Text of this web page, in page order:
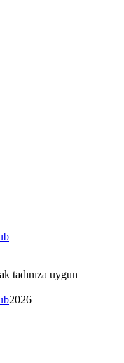
tadınıza uygun
2026